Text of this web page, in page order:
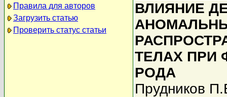
Правила для авторов
Загрузить статью
Проверить статус статьи
ВЛИЯНИЕ
ТЕЛАХ ПРИ
РОДА
Прудников